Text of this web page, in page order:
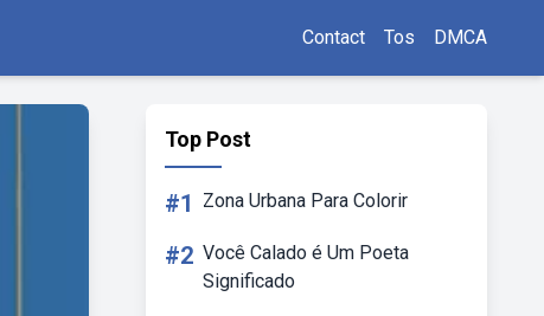
Contact Tos DMCA
Top Post
#1 Zona Urbana Para Colorir
#2 Você Calado é Um Poeta
Significado